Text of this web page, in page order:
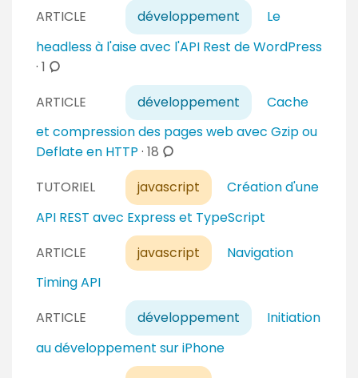
a
i
r
s
t
e
m
m
e
t
i
r
e
ARTICLE développement
Le
headless à l'aise avec l'API Rest de WordPress
· 1 c
m
m
e
t
i
r
s
ARTICLE développement
Cache
et compression des pages web avec Gzip ou
Deflate en HTTP · 18 c
o
m
m
e
n
t
i
r
e
s
TUTORIEL javascript
Création d'une
API REST avec Express et TypeScript
ARTICLE
javascript
Navigation
Timing API
ARTICLE
développement
Initiation
au développement sur iPhone